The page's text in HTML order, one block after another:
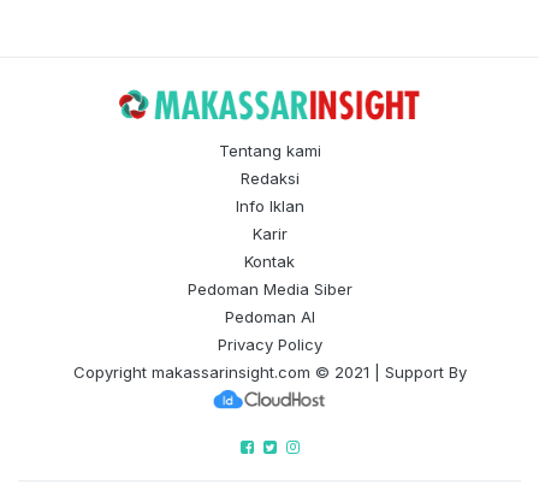
Tentang kami
Redaksi
Info Iklan
Karir
Kontak
Pedoman Media Siber
Pedoman AI
Privacy Policy
Copyright makassarinsight.com © 2021 | Support By